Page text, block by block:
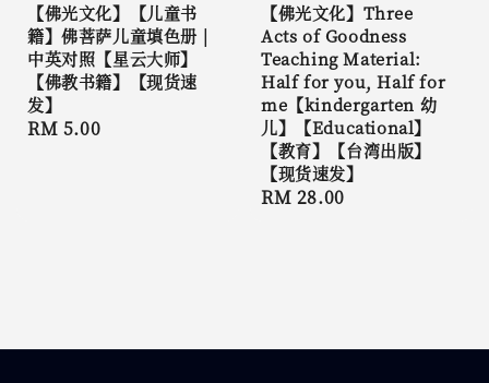
【佛光文化】【儿童书
籍】佛菩萨儿童填色册 |
中英对照【星云大师】
【佛教书籍】【现货速
发】
Regular
RM 5.00
【佛光文化】Three
Acts of Goodness
Teaching Material:
Half for you, Half for
me【kindergarten 幼
儿】【Educational】
【教育】【台湾出版】
【现货速发】
Regular
RM 28.00